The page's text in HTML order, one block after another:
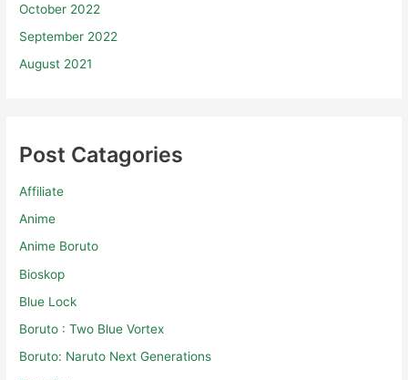
October 2022
September 2022
August 2021
Post Catagories
Affiliate
Anime
Anime Boruto
Bioskop
Blue Lock
Boruto : Two Blue Vortex
Boruto: Naruto Next Generations